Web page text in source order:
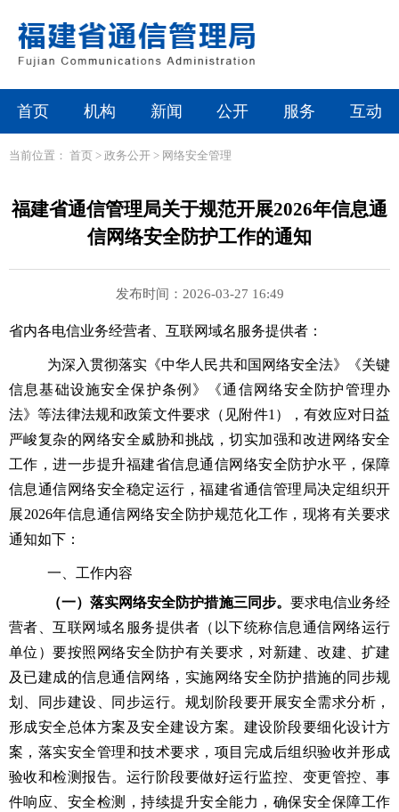
首页 机构 新闻 公开 服务 互动
当前位置： 首页 > 政务公开 > 网络安全管理
福建省通信管理局关于规范开展2026年信息通
信网络安全防护工作的通知
发布时间：2026-03-27 16:49
省内各电信业务经营者、互联网域名服务提供者：
为深入贯彻落实《中华人民共和国网络安全法》《关键
信息基础设施安全保护条例》《通信网络安全防护管理办
法》等法律法规和政策文件要求（见附件1），有效应对日益
严峻复杂的网络安全威胁和挑战，切实加强和改进网络安全
工作，进一步提升福建省信息通信网络安全防护水平，保障
信息通信网络安全稳定运行，福建省通信管理局决定组织开
展2026年信息通信网络安全防护规范化工作，现将有关要求
通知如下：
一、 工作内容
（一）落实网络安全防护措施三同步。 要求电信业务经
营者、互联网域名服务提供者（以下统称信息通信网络运行
单位）要按照网络安全防护有关要求，对新建、改建、扩建
及 已建成的信息通信网络，实施网络安全防护措施的同步规
划、同步建设、同步运行。规划阶段要开展安全需求分析，
形成安全总体方案 及安全建设方案。建设阶段要细化设计方
案，落实安全管理和技术要求，项目完成后组织验收并形成
验收和检测报告。运行阶段要做好运行监控、变更管控、事
件响应、安全检测，持续提升安全能力，确保安全保障工作